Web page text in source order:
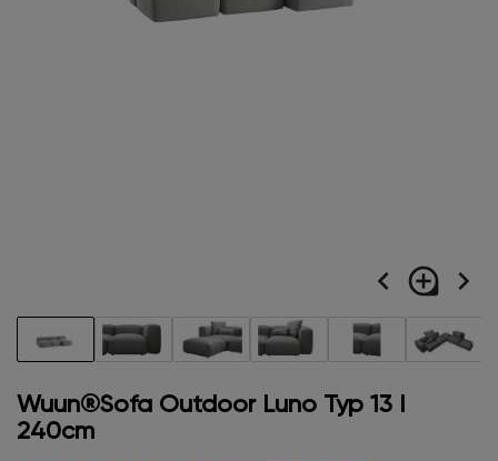
navigate_before loupe navigate_next
Wuun®Sofa Outdoor Luno Typ 13 I
240cm